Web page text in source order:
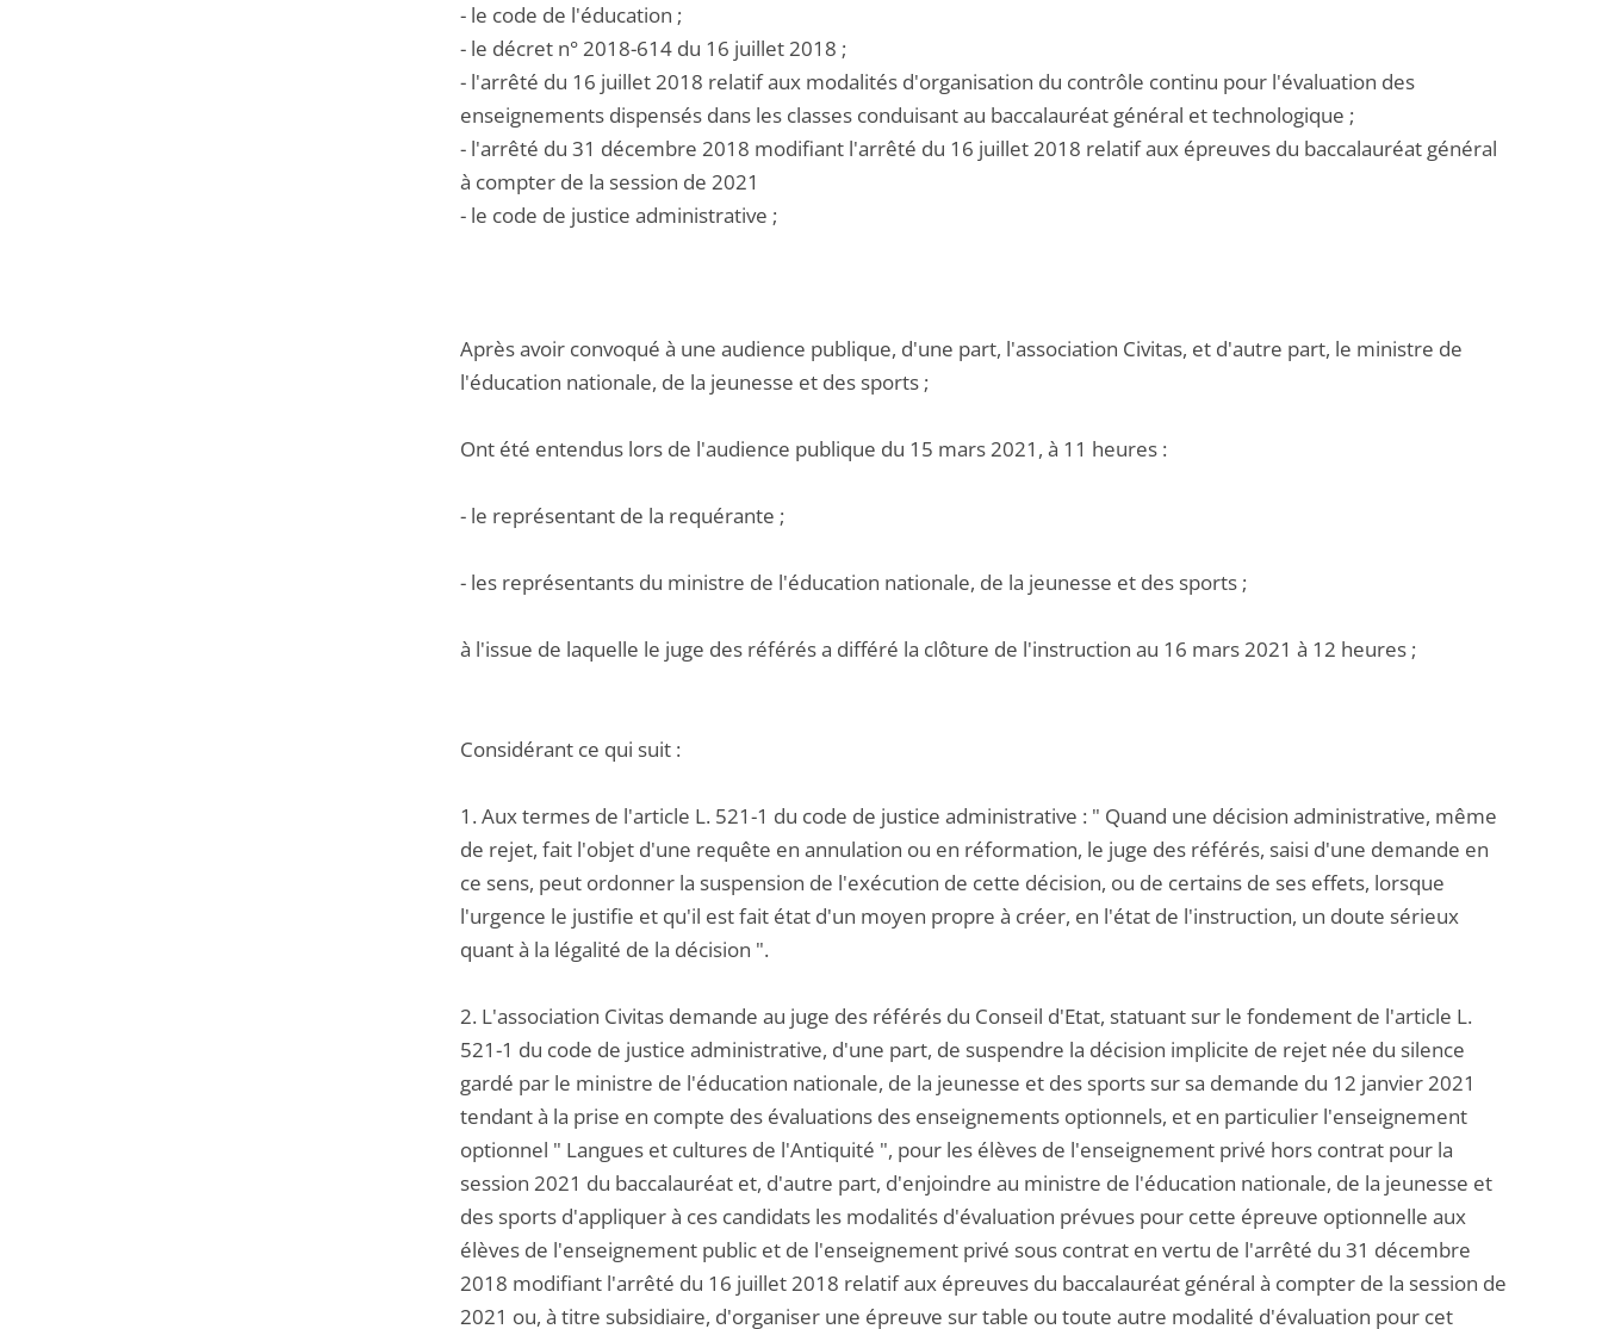
- le code de l'éducation ;
- le décret n° 2018-614 du 16 juillet 2018 ;
- l'arrêté du 16 juillet 2018 relatif aux modalités d'organisation du contrôle continu pour l'évaluation des
enseignements dispensés dans les classes conduisant au baccalauréat général et technologique ;
- l'arrêté du 31 décembre 2018 modifiant l'arrêté du 16 juillet 2018 relatif aux épreuves du baccalauréat général
à compter de la session de 2021
- le code de justice administrative ;
Après avoir convoqué à une audience publique, d'une part, l'association Civitas, et d'autre part, le ministre de
l'éducation nationale, de la jeunesse et des sports ;
Ont été entendus lors de l'audience publique du 15 mars 2021, à 11 heures :
- le représentant de la requérante ;
- les représentants du ministre de l'éducation nationale, de la jeunesse et des sports ;
à l'issue de laquelle le juge des référés a différé la clôture de l'instruction au 16 mars 2021 à 12 heures ;
Considérant ce qui suit :
1. Aux termes de l'article L. 521-1 du code de justice administrative : " Quand une décision administrative, même
de rejet, fait l'objet d'une requête en annulation ou en réformation, le juge des référés, saisi d'une demande en
ce sens, peut ordonner la suspension de l'exécution de cette décision, ou de certains de ses effets, lorsque
l'urgence le justifie et qu'il est fait état d'un moyen propre à créer, en l'état de l'instruction, un doute sérieux
quant à la légalité de la décision ".
2. L'association Civitas demande au juge des référés du Conseil d'Etat, statuant sur le fondement de l'article L.
521-1 du code de justice administrative, d'une part, de suspendre la décision implicite de rejet née du silence
gardé par le ministre de l'éducation nationale, de la jeunesse et des sports sur sa demande du 12 janvier 2021
tendant à la prise en compte des évaluations des enseignements optionnels, et en particulier l'enseignement
optionnel " Langues et cultures de l'Antiquité ", pour les élèves de l'enseignement privé hors contrat pour la
session 2021 du baccalauréat et, d'autre part, d'enjoindre au ministre de l'éducation nationale, de la jeunesse et
des sports d'appliquer à ces candidats les modalités d'évaluation prévues pour cette épreuve optionnelle aux
élèves de l'enseignement public et de l'enseignement privé sous contrat en vertu de l'arrêté du 31 décembre
2018 modifiant l'arrêté du 16 juillet 2018 relatif aux épreuves du baccalauréat général à compter de la session de
2021 ou, à titre subsidiaire, d'organiser une épreuve sur table ou toute autre modalité d'évaluation pour cet